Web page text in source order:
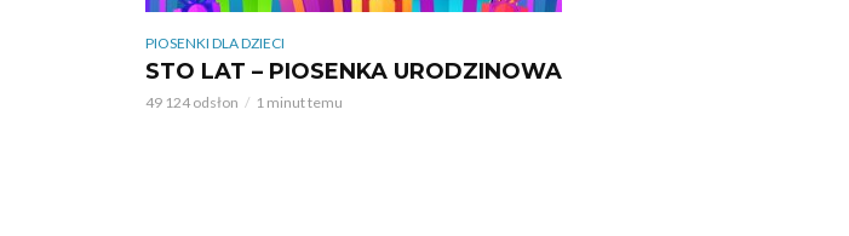
PIOSENKI DLA DZIECI
STO LAT – PIOSENKA URODZINOWA
49 124 odsłon 1 minut temu